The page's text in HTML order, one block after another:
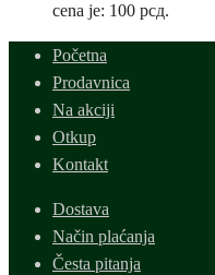
cena je: 100 рсд.
Početna
Prodavnica
Na akciji
Otkup
Kontakt
Dostava
Način plaćanja
Česta pitanja